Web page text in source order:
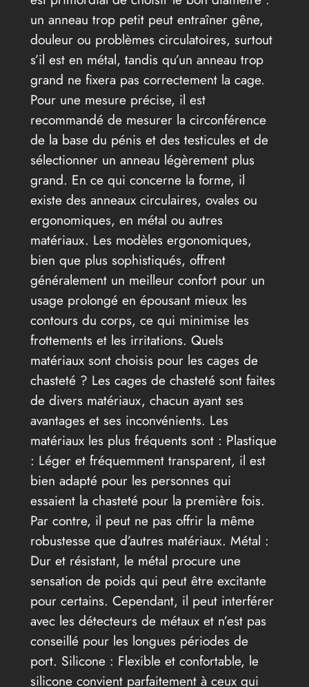
un anneau trop petit peut entraîner gêne,
douleur ou problèmes circulatoires, surtout
s’il est en métal, tandis qu’un anneau trop
grand ne fixera pas correctement la cage.
Pour une mesure précise, il est
recommandé de mesurer la circonférence
de la base du pénis et des testicules et de
sélectionner un anneau légèrement plus
grand. En ce qui concerne la forme, il
existe des anneaux circulaires, ovales ou
ergonomiques, en métal ou autres
matériaux. Les modèles ergonomiques,
bien que plus sophistiqués, offrent
généralement un meilleur confort pour un
usage prolongé en épousant mieux les
contours du corps, ce qui minimise les
frottements et les irritations. Quels
matériaux sont choisis pour les cages de
chasteté ? Les cages de chasteté sont faites
de divers matériaux, chacun ayant ses
avantages et ses inconvénients. Les
matériaux les plus fréquents sont : Plastique
: Léger et fréquemment transparent, il est
bien adapté pour les personnes qui
essaient la chasteté pour la première fois.
Par contre, il peut ne pas offrir la même
robustesse que d’autres matériaux. Métal :
Dur et résistant, le métal procure une
sensation de poids qui peut être excitante
pour certains. Cependant, il peut interférer
avec les détecteurs de métaux et n’est pas
conseillé pour les longues périodes de
port. Silicone : Flexible et confortable, le
silicone convient parfaitement à ceux qui